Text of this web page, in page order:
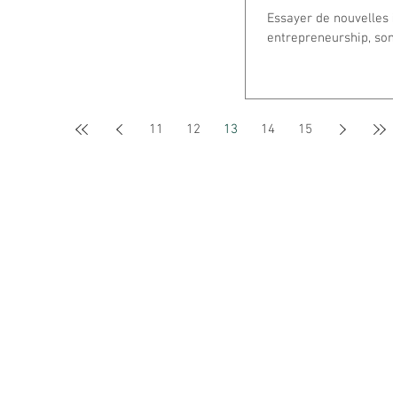
Essayer de
entrepreneurship,
11 12 13 14 15